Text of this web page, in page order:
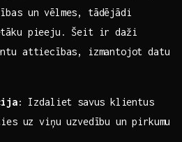
un vēlmes, tādējādi
pieeju. Šeit ir‍ daži
attiecības, ‌izmantojot datu
:‌ Izdaliet savus⁣ klientus⁤
uz viņu ‌uzvedību un pirkumu